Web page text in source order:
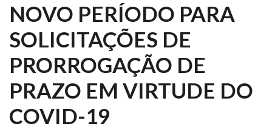
NOVO PERÍODO PARA
SOLICITAÇÕES DE
PRORROGAÇÃO DE
PRAZO EM VIRTUDE DO
COVID-19